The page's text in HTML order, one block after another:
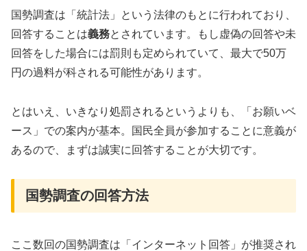
国勢調査は「統計法」という法律のもとに行われており、
回答することは義務とされています。もし虚偽の回答や未
回答をした場合には罰則も定められていて、最大で50万
円の過料が科される可能性があります。
とはいえ、いきなり処罰されるというよりも、「お願いベ
ース」での案内が基本。国民全員が参加することに意義が
あるので、まずは誠実に回答することが大切です。
国勢調査の回答方法
ここ数回の国勢調査は「インターネット回答」が推奨され